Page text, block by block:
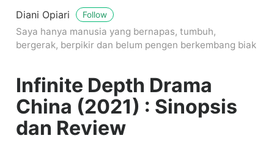
Diani Opiari Follow
Saya hanya manusia yang bernapas, tumbuh,
bergerak, berpikir dan belum pengen berkembang biak
Infinite Depth Drama
China (2021) : Sinopsis
dan Review